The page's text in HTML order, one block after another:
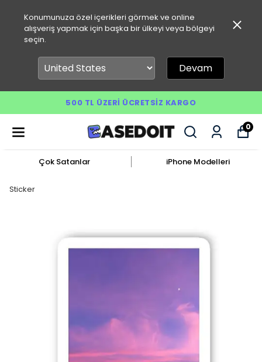
Konumunuza özel içerikleri görmek ve online
alışveriş yapmak için başka bir ülkeyi veya bölgeyi
seçin.
Devam
500 TL ÜZERI ÜCRETSIZ KARGO
0
Çok Satanlar iPhone Modelleri
Sticker